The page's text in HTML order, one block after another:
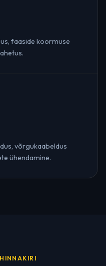
faaside koormuse
võrgukaabeldus
ühendamine.